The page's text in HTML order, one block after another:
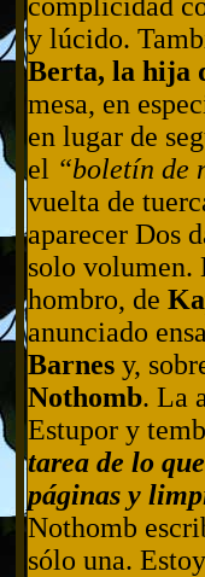
y lúcido.
Berta, la hija
mesa, en
en lugar de
el “boletín de
vuelta de
aparecer Dos
solo volumen.
hombro, de
anunciado
Barnesy,
Nothomb. La
Estupor y
tarea de lo
páginas y
Nothomb
sólo una.